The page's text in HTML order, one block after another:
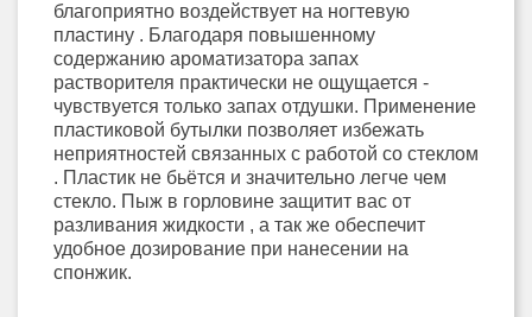
благоприятно воздействует на ногтевую
пластину . Благодаря повышенному
содержанию ароматизатора запах
растворителя практически не ощущается -
чувствуется только запах отдушки. Применение
пластиковой бутылки позволяет избежать
неприятностей связанных с работой со стеклом
. Пластик не бьётся и значительно легче чем
стекло. Пыж в горловине защитит вас от
разливания жидкости , а так же обеспечит
удобное дозирование при нанесении на
спонжик.